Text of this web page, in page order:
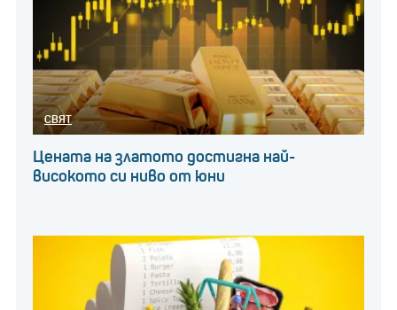
СВЯТ
Цената на златото достигна най-
високото си ниво от юни